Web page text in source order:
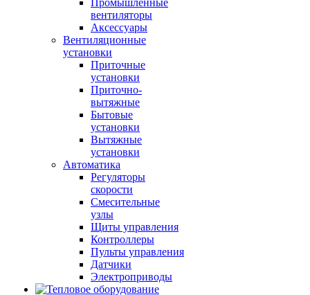
Промышленные
вентиляторы
Аксессуары
Вентиляционные
установки
Приточные
установки
Приточно-
вытяжные
Бытовые
установки
Вытяжные
установки
Автоматика
Регуляторы
скорости
Смесительные
узлы
Щиты управления
Контроллеры
Пульты управления
Датчики
Электроприводы